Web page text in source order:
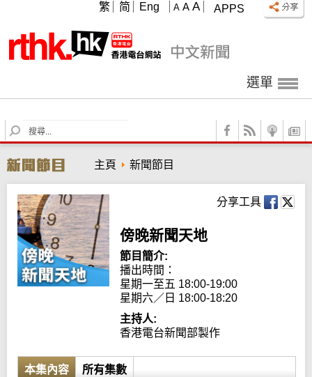
APPS
A A A
繁 简 Eng
選單
S
e
r
c
h
主頁 新聞節目
分享工具
傍晚新聞天地
節目簡介:
播出時間：
星期一至五 18:00-19:00
星期六／日 18:00-18:20
主持人:
香港電台新聞部製作
本集內容 所有集數